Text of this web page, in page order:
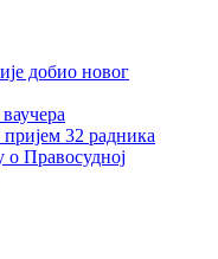
добио новог
32 радника
о Правосудној